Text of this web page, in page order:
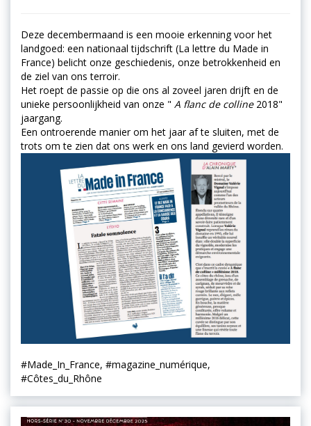
Deze decembermaand is een mooie erkenning voor het
landgoed: een nationaal tijdschrift (La lettre du Made in
France) belicht onze geschiedenis, onze betrokkenheid en
de ziel van ons terroir.
Het roept de passie op die ons al zoveel jaren drijft en de
unieke persoonlijkheid van onze " A flanc de colline2018"
jaargang.
Een ontroerende manier om het jaar af te sluiten, met de
trots om te zien dat ons werk en ons land gevierd worden.
#Made_In_France, #magazine_numérique,
#Côtes_du_Rhône